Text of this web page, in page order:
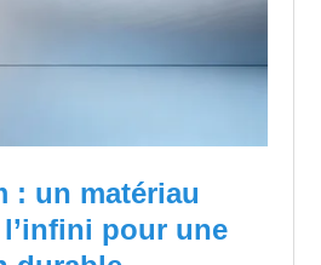
: un matériau
pour une